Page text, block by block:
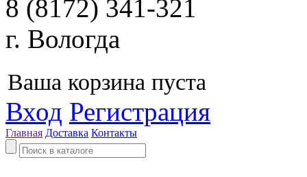
8 (8172) 341-321
г. Вологда
Ваша корзина пуста
Вход Регистрация
Главная Доставка Контакты